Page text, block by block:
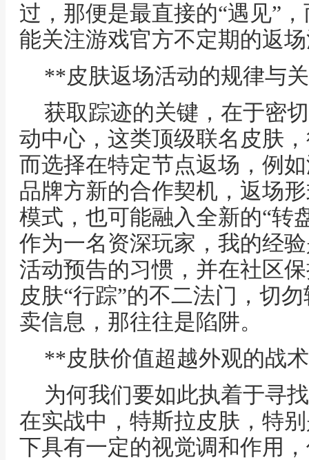
过，那便是最直接的“遇见”
能关注游戏官方不定期的返
**皮肤返场活动的规律与
获取踪迹的关键，在于密
动中心，这类顶级联名皮肤
而选择在特定节点返场，例
品牌方新的合作契机，返场
模式，也可能融入全新的“转
作为一名资深玩家，我的经
活动预告的习惯，并在社区
皮肤“行踪”的不二法门，切
卖信息，那往往是陷阱。
**皮肤价值超越外观的战
为何我们要如此执着于寻
在实战中，特斯拉皮肤，特
下具有一定的视觉调和作用